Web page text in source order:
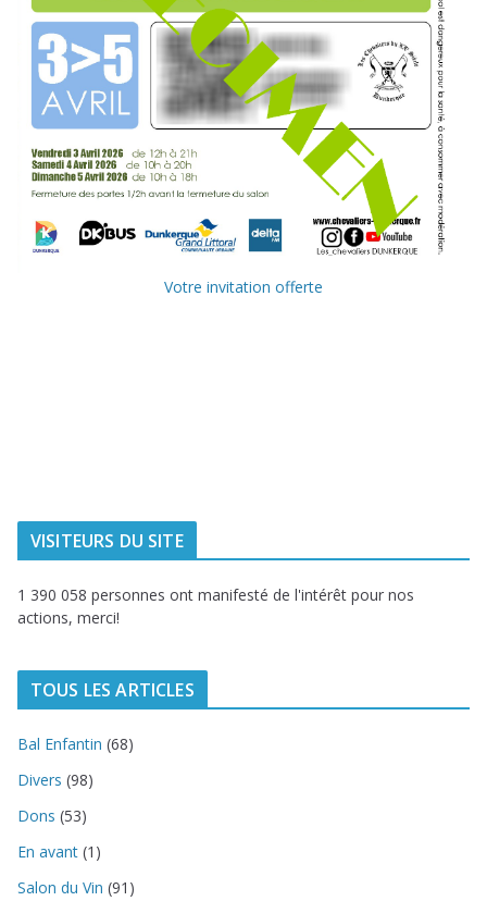
Votre invitation offerte
VISITEURS DU SITE
1 390 058 personnes ont manifesté de l'intérêt pour nos
actions, merci!
TOUS LES ARTICLES
Bal Enfantin (68)
Divers (98)
Dons (53)
En avant (1)
Salon du Vin (91)